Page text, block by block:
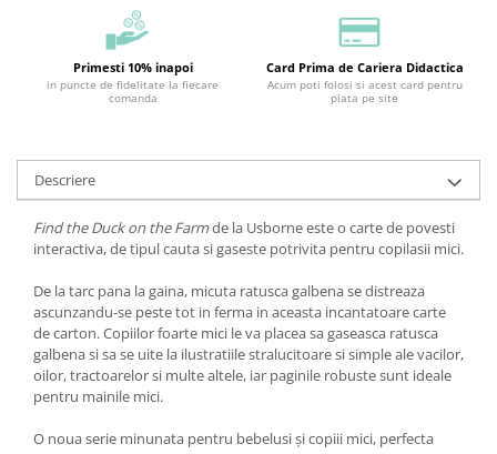
Primesti 10% inapoi
in puncte de fidelitate la fiecare
comanda
Card Prima de Cariera Didactica
Acum poti folosi si acest card pentru
plata pe site
Descriere
Find the Duck on the Farmde la Usborne este o carte de povesti
interactiva, de tipul cauta si gaseste potrivita pentru copilasii mici.
De la tarc pana la gaina, micuta ratusca galbena se distreaza
ascunzandu-se peste tot in ferma in aceasta incantatoare carte
de carton. Copiilor foarte mici le va placea sa gaseasca ratusca
galbena si sa se uite la ilustratiile stralucitoare si simple ale vacilor,
oilor, tractoarelor si multe altele, iar paginile robuste sunt ideale
pentru mainile mici.
O noua serie minunata pentru bebelusi și copiii mici, perfecta